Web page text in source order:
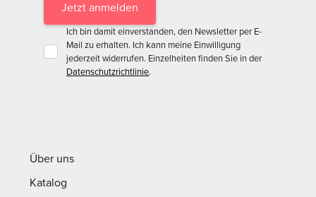
Ich bin damit einverstanden, den Newsletter per E-
Mail zu erhalten. Ich kann meine Einwilligung
jederzeit widerrufen. Einzelheiten finden Sie in der
Datenschutzrichtlinie.
Über uns
Katalog